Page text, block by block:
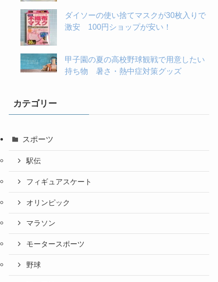
ダイソーの使い捨てマスクが30枚入りで
激安 100円ショップが安い！
甲子園の夏の高校野球観戦で用意したい
持ち物 暑さ・熱中症対策グッズ
カテゴリー
スポーツ
駅伝
フィギュアスケート
オリンピック
マラソン
モータースポーツ
野球